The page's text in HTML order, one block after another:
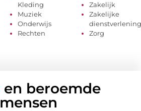
Kleding
Muziek
Onderwijs
Rechten
Zakelijk
Zakelijke
dienstverlening
Zorg
en beroemde
mensen